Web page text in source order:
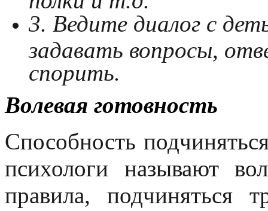
3. Ведите диалог с
задавать вопросы,
спорить.
Волевая готовность
Способность
психологи называют
правила, подчиняться